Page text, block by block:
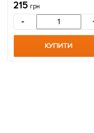
високодекоративний
горщик P9) 1 саджанець
215 грн
-
КУПИТИ